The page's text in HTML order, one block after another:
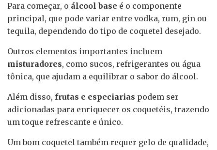
Para começar, o álcool base é o componente
principal, que pode variar entre vodka, rum, gin ou
tequila, dependendo do tipo de coquetel desejado.
Outros elementos importantes incluem
misturadores, como sucos, refrigerantes ou água
tônica, que ajudam a equilibrar o sabor do álcool.
Além disso, frutas e especiarias podem ser
adicionadas para enriquecer os coquetéis, trazendo
um toque refrescante e único.
Um bom coquetel também requer gelo de qualidade,